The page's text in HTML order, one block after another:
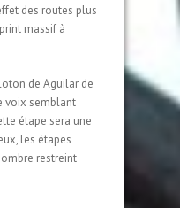
des routes plus
massif à
de Aguilar de
voix semblant
étape sera une
les étapes
restreint